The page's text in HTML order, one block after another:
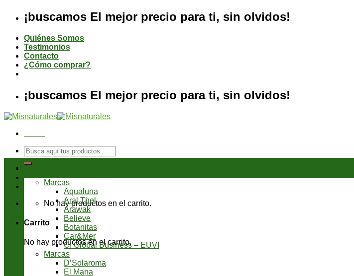
¡buscamos El mejor precio para ti, sin olvidos!
Quiénes Somos
Testimonios
Contacto
¿Cómo comprar?
¡buscamos El mejor precio para ti, sin olvidos!
Buscar
por:
No hay productos en el carrito.
Carrito
No hay productos en el carrito.
Marcas
Aqualuna
Aral Thel
Arawak
Believe
Botanitas
Car&Mer
CI Global Business – EUVI
Marcas
D’Solaroma
El Mana